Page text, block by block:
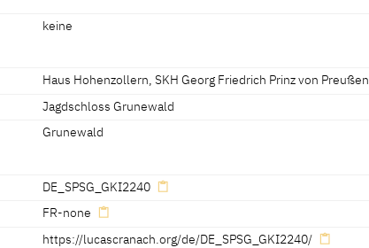
keine
Haus Hohenzollern, SKH Georg Friedrich Prinz von Preußen
Jagdschloss Grunewald
Grunewald
DE_SPSG_GKI2240
FR-none
https://lucascranach.org/de/DE_SPSG_GKI2240/